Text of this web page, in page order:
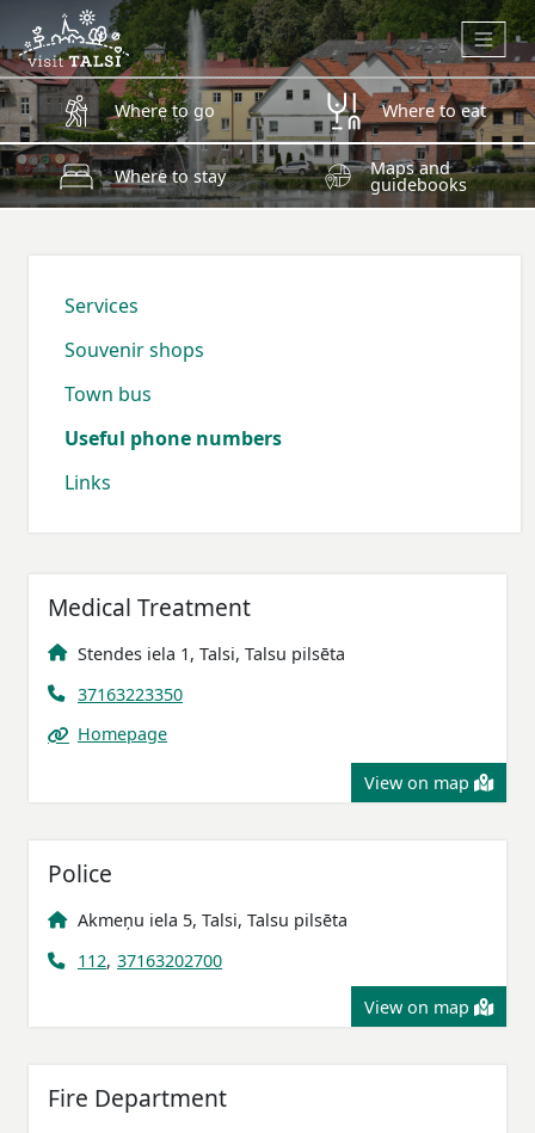
Skip to main content
Where to go Where to eat
Where to stay Maps and
guidebooks
Services
Souvenir shops
Town bus
Useful phone numbers
Links
Medical Treatment
Stendes iela 1, Talsi, Talsu pilsēta
37163223350
Homepage
View on map
Police
Akmeņu iela 5, Talsi, Talsu pilsēta
112, 37163202700
View on map
Fire Department